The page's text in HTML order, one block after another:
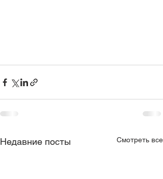
Недавние посты Смотреть все